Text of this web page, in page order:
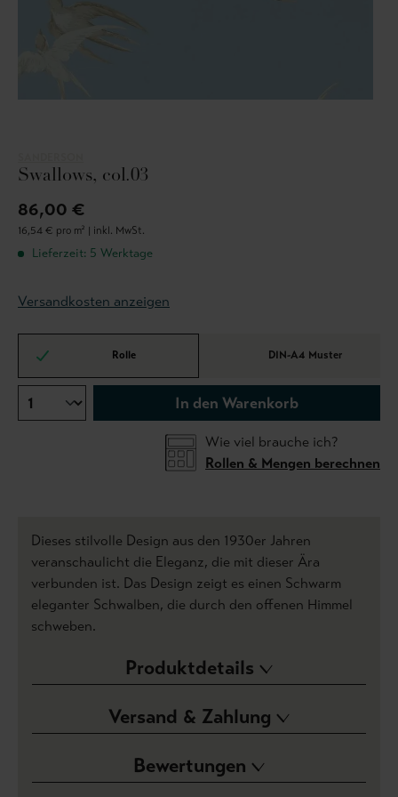
Swallows, col.03
86,00 €
16,54 € pro m² | inkl. MwSt.
Lieferzeit: 5 Werktage
Versandkosten anzeigen
Rolle DIN-A4 Muster
In den Warenkorb
Wie viel brauche ich?
Rollen & Mengen berechnen
Dieses stilvolle Design aus den 1930er Jahren
veranschaulicht die Eleganz, die mit dieser Ära
verbunden ist. Das Design zeigt es einen Schwarm
eleganter Schwalben, die durch den offenen Himmel
schweben.
Produktdetails
Versand & Zahlung
Bewertungen